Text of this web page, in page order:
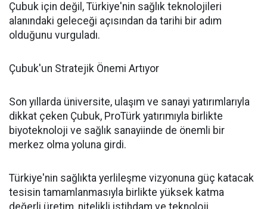
Çubuk için değil, Türkiye'nin sağlık teknolojileri
alanındaki geleceği açısından da tarihi bir adım
olduğunu vurguladı.
Çubuk'un Stratejik Önemi Artıyor
Son yıllarda üniversite, ulaşım ve sanayi yatırımlarıyla
dikkat çeken Çubuk, ProTürk yatırımıyla birlikte
biyoteknoloji ve sağlık sanayiinde de önemli bir
merkez olma yoluna girdi.
Türkiye'nin sağlıkta yerlileşme vizyonuna güç katacak
tesisin tamamlanmasıyla birlikte yüksek katma
değerli üretim, nitelikli istihdam ve teknoloji